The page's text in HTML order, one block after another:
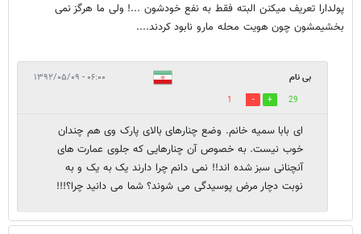
پولدارا تعریف میکنن البته فقط به نفع خودشون ...! ولی ما هرگز نمی
بخشیمشون چون هویت محله مارو نابود کردند....
بی نام ۰۶:۰۰ - ۱۳۹۲/۰۵/۰۹
29
1
ای بابا سمیه خانم. وضع چنارهای بالای پارک وی هم چندان
خوب نیست. به خصوص آن چنارهایی که جلوی عمارت های
آنچنانی سبز شده اند!! نمی دانم چرا دارند یک به یک و به
نوبت دچار مرض پوسیدگی می شوند؟ شما می دانید چرا؟!!!